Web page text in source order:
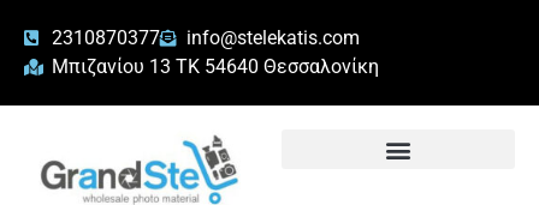
2310870377
info@stelekatis.com
Μπιζανίου 13 ΤΚ 54640 Θεσσαλονίκη